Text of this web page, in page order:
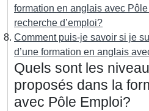
formation en anglais avec
recherche d’emploi?
Comment puis-je savoir si je
d’une formation en anglais
Quels sont les
proposés dans la
avec Pôle Emploi?